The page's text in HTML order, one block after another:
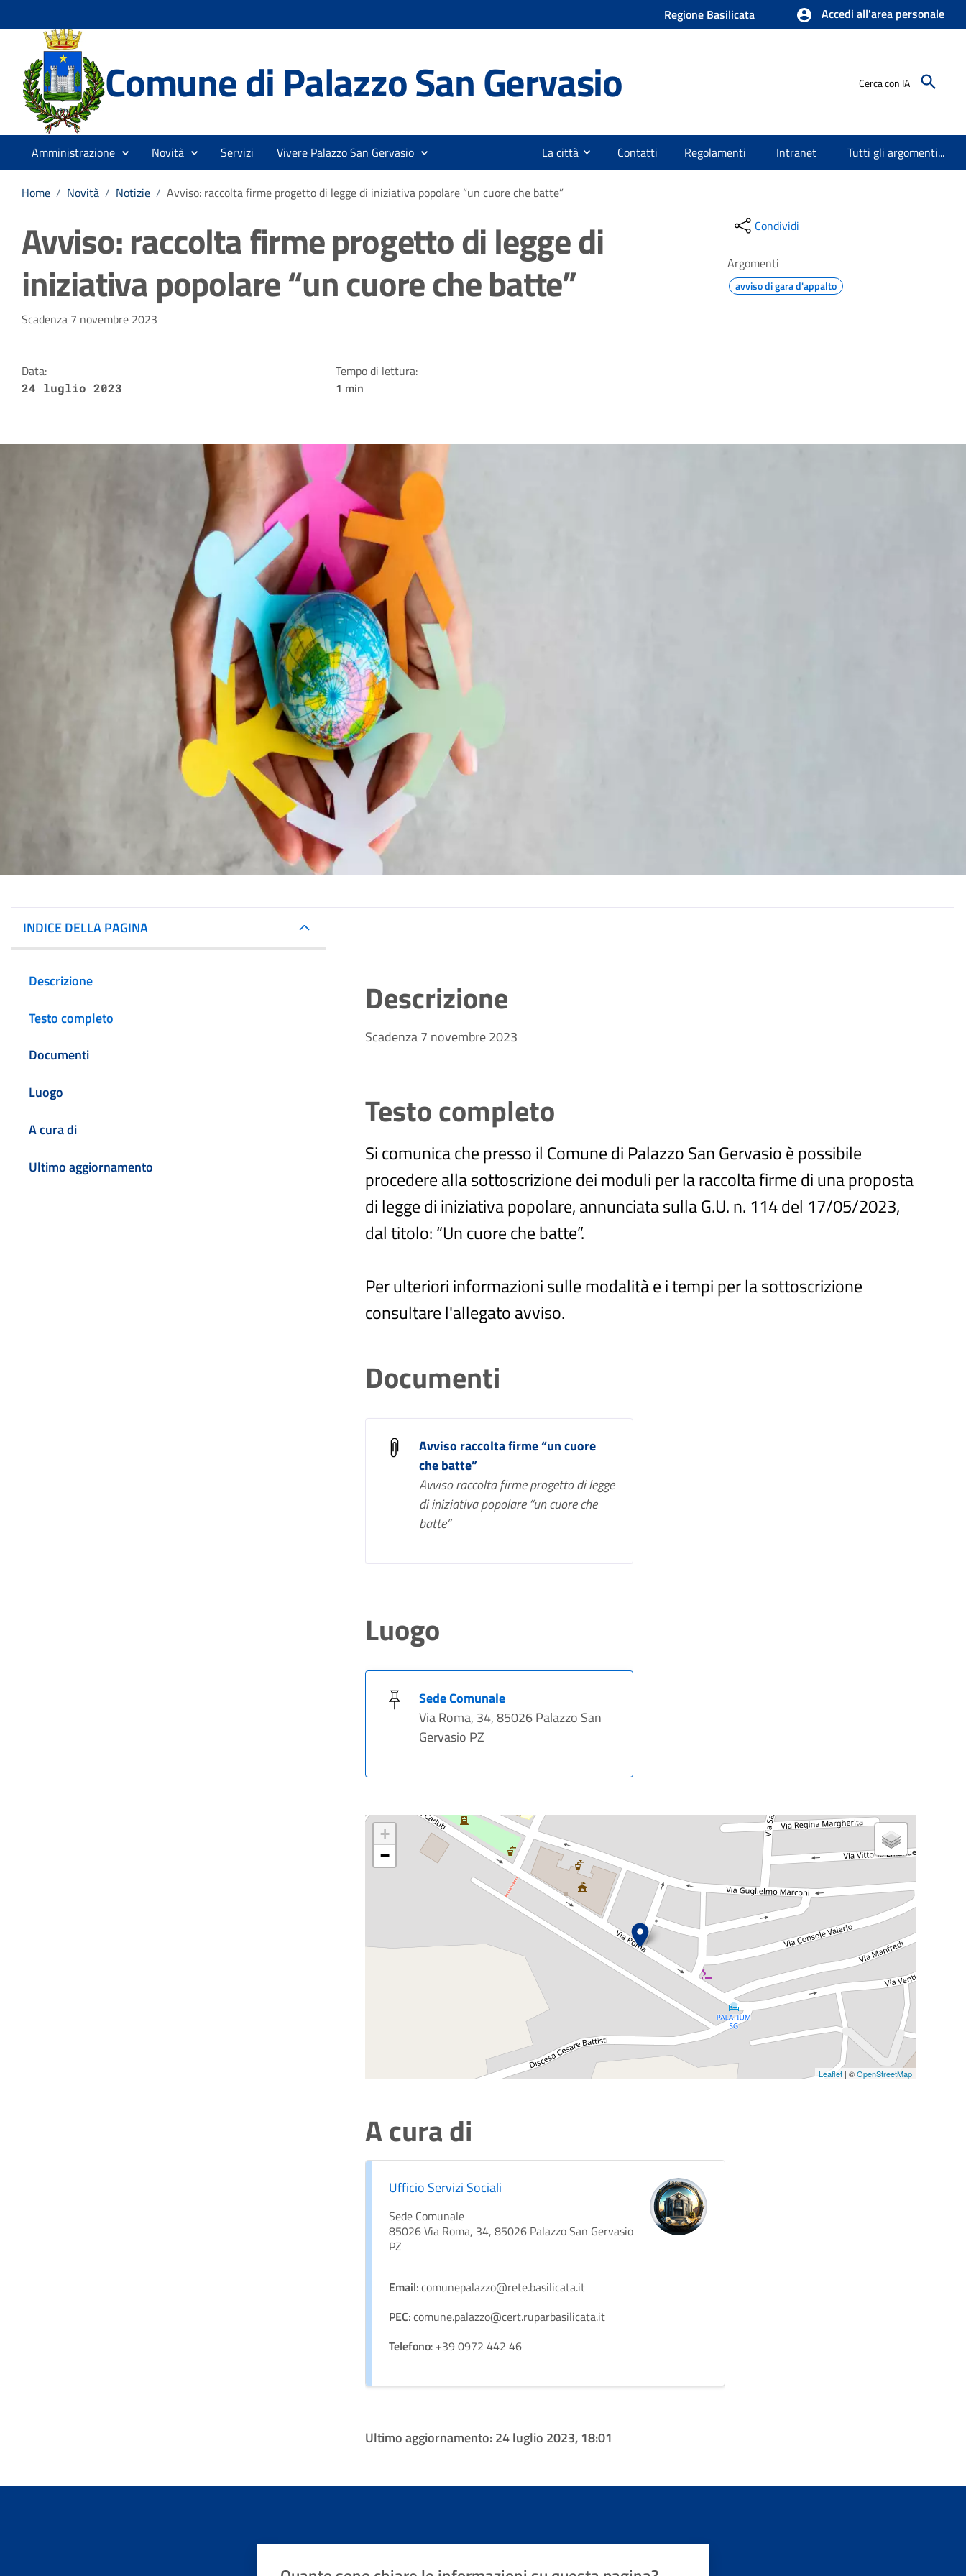
Regione Basilicata Accedi all'area personale
Comune di Palazzo San Gervasio Cerca con IA
Amministrazione Novità Servizi Vivere Palazzo San Gervasio La città Contatti Regolamenti Intranet Tutti gli argomenti...
Home / Novità / Notizie / Avviso: raccolta firme progetto di legge di iniziativa popolare “un cuore che batte”
Avviso: raccolta firme progetto di legge di
iniziativa popolare “un cuore che batte”
Dettagli della notizia
Scadenza 7 novembre 2023
Data:
24 luglio 2023
Tempo di lettura:
1 min
Condividi
Argomenti
avviso di gara d'appalto
INDICE DELLA PAGINA
Descrizione
Testo completo
Documenti
Luogo
A cura di
Ultimo aggiornamento
Descrizione
Scadenza 7 novembre 2023
Testo completo
Si comunica che presso il Comune di Palazzo San Gervasio è possibile
procedere alla sottoscrizione dei moduli per la raccolta firme di una proposta
di legge di iniziativa popolare, annunciata sulla G.U. n. 114 del 17/05/2023,
dal titolo: “Un cuore che batte”.
Per ulteriori informazioni sulle modalità e i tempi per la sottoscrizione
consultare l'allegato avviso.
Documenti
Avviso raccolta firme “un cuore
che batte”
Avviso raccolta firme progetto di legge
di iniziativa popolare “un cuore che
batte”
Luogo
Sede Comunale
Via Roma, 34, 85026 Palazzo San
Gervasio PZ
+
−
Leaflet| ©OpenStreetMap
A cura di
Ufficio Servizi Sociali
Sede Comunale
85026 Via Roma, 34, 85026 Palazzo San Gervasio
PZ
Email: comunepalazzo@rete.basilicata.it
PEC: comune.palazzo@cert.ruparbasilicata.it
Telefono: +39 0972 442 46
Ultimo aggiornamento:24 luglio 2023, 18:01